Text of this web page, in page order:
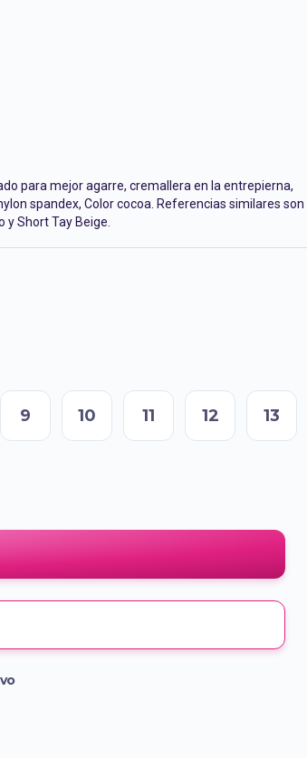
para mejor agarre, cremallera en la entrepierna,
spandex, Color cocoa. Referencias similares son
y Short Tay Beige.
9 10 11 12 13